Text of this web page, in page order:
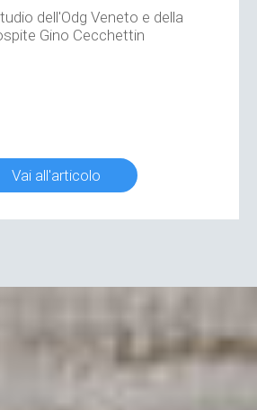
dell'Odg Veneto e della
Gino Cecchettin
Vai all'articolo